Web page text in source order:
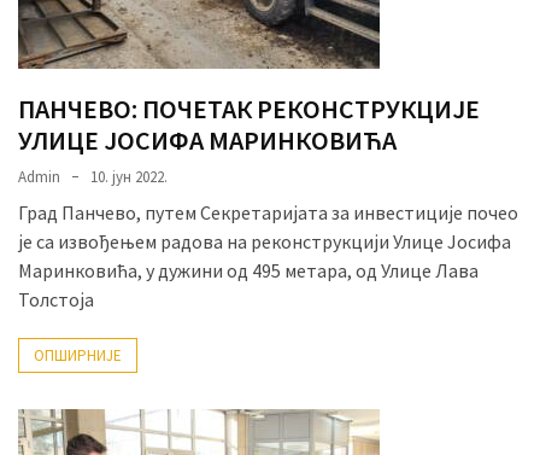
ПАНЧЕВО: ПОЧЕТАК РЕКОНСТРУКЦИЈЕ
УЛИЦЕ ЈОСИФА МАРИНКОВИЋА
Admin 10. јун 2022.
Град Панчево, путем Секретаријата за инвестиције почео
је са извођењем радова на реконструкцији Улице Јосифа
Маринковића, у дужини од 495 метара, од Улице Лава
Толстоја
ОПШИРНИЈЕ